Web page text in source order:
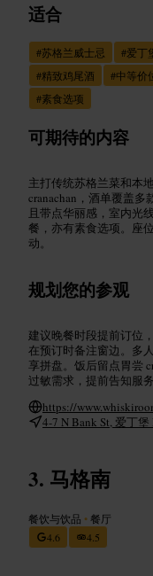
适合
#苏格兰威士忌 #爱丁
#精致鸡尾酒 #中等价
#素食选项
可期待的内容
主打传统苏格兰菜和本
cranachan，酒单覆盖
且带点华丽感，室内光
餐，亦有素食选项。座
动。
规划您的参观
建议晚餐时段提前订位
在预订时备注窗边。多
享拼盘。饭后留点胃尝
过敏需求，提前告知服务
https://
4-7 N Bank St, 爱丁堡
马格南
餐饮与饮品 •餐厅
4.6
4.5